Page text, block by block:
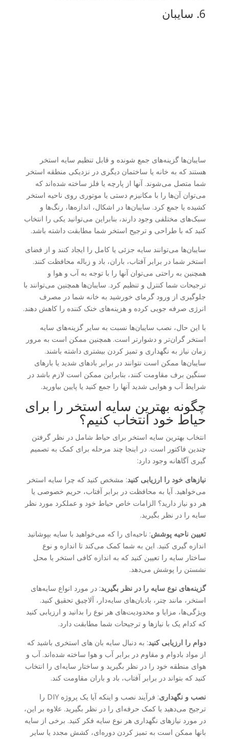
6. سایبان
سایبان‌ها گزینه‌های جمع شونده و قابل تنظیم سایه استخر
هستند که به خانه یا ساختمان دیگری در نزدیکی منطقه استخر
شما متصل می‌شوند. آنها از پارچه یا فلز ساخته شده‌اند که
می‌توان آن‌ها را با مکانیزم دستی یا موتوری روی ناحیه استخر
کشیده یا جمع کرد. سایبان‌ها در اشکال، اندازه‌ها، رنگ‌ها و
سبک‌های مختلفی وجود دارند، بنابراین می‌توانید یکی را انتخاب
کنید که با طراحی و ترجیح استخر شما مطابقت داشته باشد.
سایبان‌ها می‌توانند سایه جزئی یا کامل را ایجاد کنند و از فضای
استخر شما در برابر آفتاب، باران، باد و زباله محافظت کنند.
همچنین به راحتی می‌توان آنها را با توجه به آب و هوا و
ترجیحات شما کنترل و تنظیم کرد. سایبان‌ها همچنین می‌توانند با
جلوگیری از ورود گرمای خورشید به خانه شما در مصرف
انرژی صرفه جویی کرده و هزینه‌های خنک کننده را کاهش دهند.
با این حال، نصب سایبان‌ها نسبت به سایر گزینه‌های سایه
استخر گران‌تر و دشوارتر است. همچنین ممکن است به مرور
زمان نیاز به نگهداری و تمیز کردن بیشتری داشته باشند.
سایبان‌ها ممکن است نتوانند در برابر بادهای شدید یا بارهای
سنگین برف مقاومت کنند، بنابراین ممکن است لازم باشد در
شرایط آب و هوایی شدید آنها را جمع کنید یا پایین بیاورید.
چگونه بهترین سایه استخر را برای
حیاط خود انتخاب کنیم؟
انتخاب بهترین سایه استخر برای حیاط شامل در نظر گرفتن
چندین فاکتور است. در اینجا چند مرحله برای کمک به تصمیم
گیری آگاهانه وجود دارد:
نیازهای خود را ارزیابی کنید: مشخص کنید که چرا سایه استخر
می‌خواهید. آیا به محافظت در برابر آفتاب، حریم خصوصی یا
هر دو نیاز دارید؟ الزامات خاص حیاط خود و عملکرد مورد نظر
سایه را در نظر بگیرید.
تعیین ناحیه پوشش: ناحیه‌ای را که می‌خواهید با سایه بپوشانید
اندازه گیری کنید. این به شما کمک می‌کند تا اندازه و نوع
ساختار سایه را تعیین کنید که به اندازه کافی استخر یا محل
نشستن را پوشش می‌دهد.
گزینه‌های نوع سایه را در نظر بگیرید: در مورد انواع سایه‌های
استخر، مانند چتر، بادبان‌های سایه‌دار، آلاچیق تحقیق کنید.
ویژگی‌ها، مزایا و محدودیت‌های هر نوع را بدانید و ارزیابی کنید
که کدام یک با نیازها و ترجیحات شما مطابقت دارد.
دوام را ارزیابی کنید: به دنبال سایه بان های استخری باشید که
از مواد بادوام و مقاوم در برابر آب و هوا ساخته شده‌اند. آب و
هوای منطقه خود را در نظر بگیرید و ساختار سایه‌ای را انتخاب
کنید که بتواند در برابر آفتاب، باد و باران مقاومت کند.
نصب و نگهداری
: فرآیند نصب و اینکه آیا یک پروژه DIY را
ترجیح می‌دهید یا کمک حرفه‌ای را در نظر بگیرید. علاوه بر این،
در مورد نیازهای نگهداری هر نوع سایه فکر کنید. برخی از سایه‌
بانها ممکن است به تمیز کردن دوره‌ای، کشش مجدد یا سایر